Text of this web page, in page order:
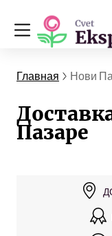
Главная Нови
Пазаре